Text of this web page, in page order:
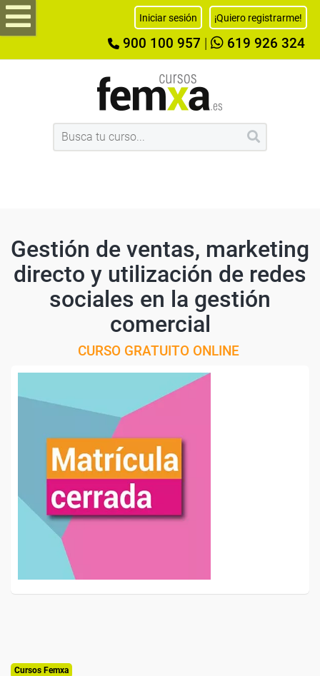
Iniciar sesión ¡Quiero registrarme!
900 100 957 619 926 324
Gestión de ventas, marketing
directo y utilización de redes
sociales en la gestión
comercial
CURSO GRATUITO ONLINE
Cursos Femxa